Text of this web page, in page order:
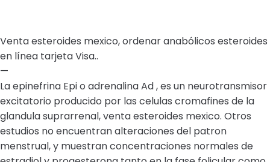
Venta esteroides mexico, ordenar anabólicos esteroides
en línea tarjeta Visa..
—
La epinefrina Epi o adrenalina Ad , es un neurotransmisor
excitatorio producido por las celulas cromafines de la
glandula suprarrenal, venta esteroides mexico. Otros
estudios no encuentran alteraciones del patron
menstrual, y muestran concentraciones normales de